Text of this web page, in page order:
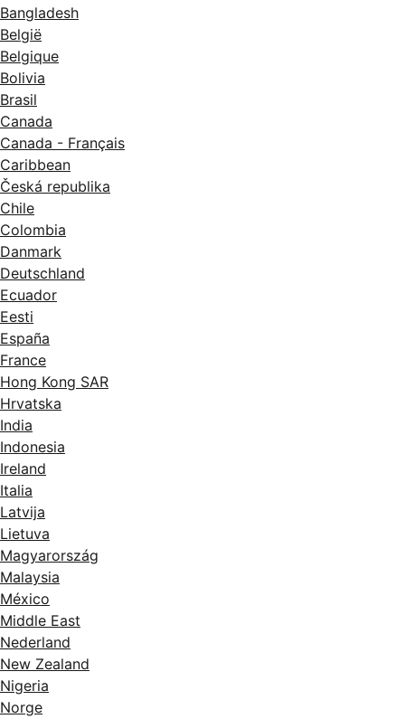
Bangladesh
België
Belgique
Bolivia
Brasil
Canada
Canada - Français
Caribbean
Česká republika
Chile
Colombia
Danmark
Deutschland
Ecuador
Eesti
España
France
Hong Kong SAR
Hrvatska
India
Indonesia
Ireland
Italia
Latvija
Lietuva
Magyarország
Malaysia
México
Middle East
Nederland
New Zealand
Nigeria
Norge